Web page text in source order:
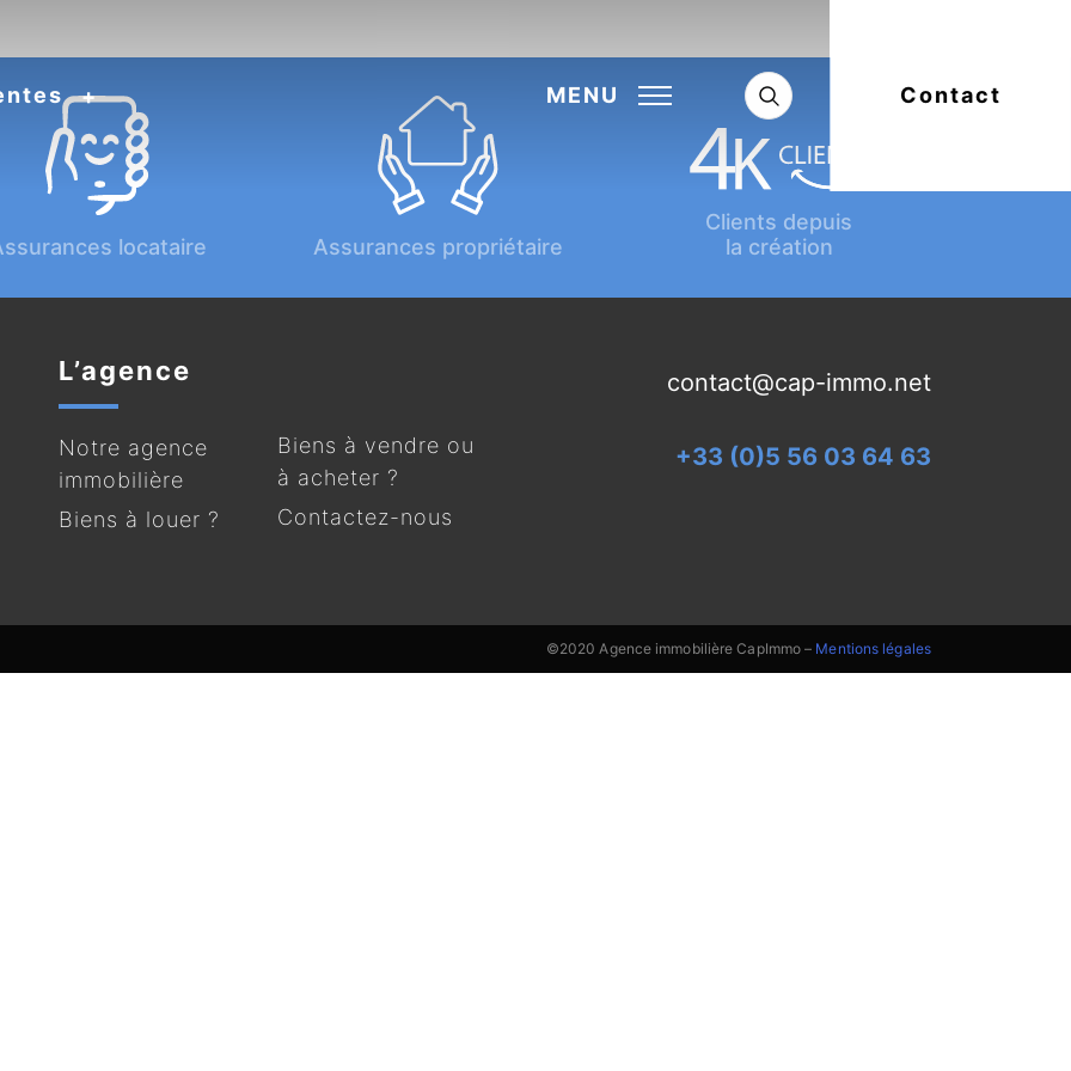
MENU Contact
locataire Assurances propriétaire
Clients depuis
la création
L’agence
Notre agence
immobilière
Biens à louer ?
Biens à vendre ou
à acheter ?
Contactez-nous
contact@cap-immo.net
+33 (0)5 56 03 64 63
©2020 Agence immobilière CapImmo – Mentions légales